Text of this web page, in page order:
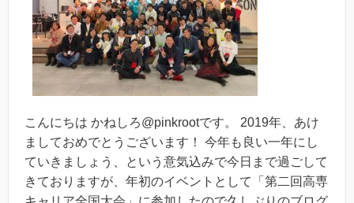
こんにちは かねしろ@pinkrootです。 2019年、あけ
ましておめでとうございます！ 今年も良い一年にし
ていきましょう、という意気込みで今日まで過ごして
きておりますが、年初のイベントとして「第二回高専